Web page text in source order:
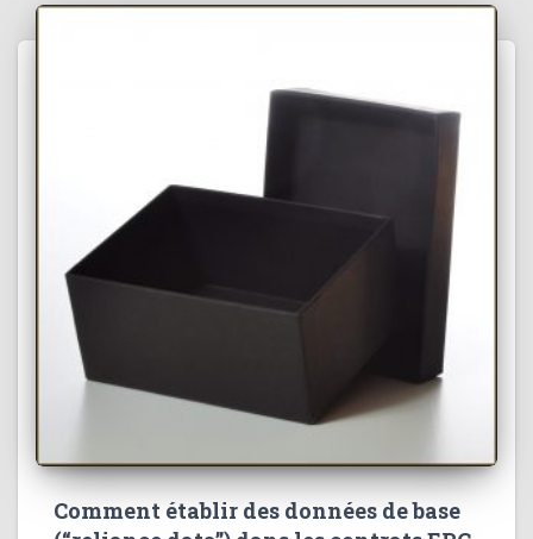
Comment établir des données de base